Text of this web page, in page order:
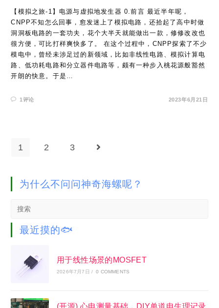
【模拟之旅-1】电源与虚拟地发生器 0.前言 最近半年呢，
CNPP不知怎么回事，愈发迷上了模拟电路，还拾起了高中时做
洞洞板电路的一套功夫，花个大半天就能做出一款，修修改改也
很方便，可比打样爽快多了。 在这个过程中，CNPP探索了不少
模电中，曾经未涉足过的新领域，比如非线性电路、模拟计算电
路、低功耗电路和分立器件电路等，颇有一种步入桃花源般豁然
开朗的快意。于是…
1评论 2023年6月21日
1 2 3 Go to the next page
为什么不问问神奇海螺呢？
Search
website
最近摸的🐟
用于线性场景的MOSFET
2026年7月7日 / 0 COMMENTS